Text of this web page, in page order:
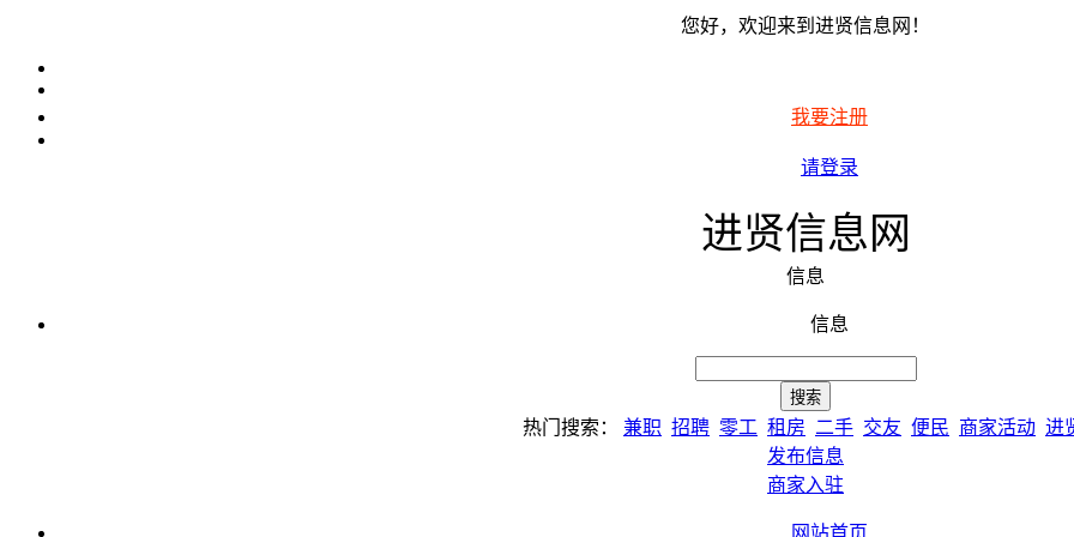
您好，欢迎来到进贤信息网！
我要注册
请登录
进贤信息网
信息
信息
热门搜索： 兼职 招聘 零工 租房 二手 交友 便民 商家活动 进
发布信息
商家入驻
网站首页